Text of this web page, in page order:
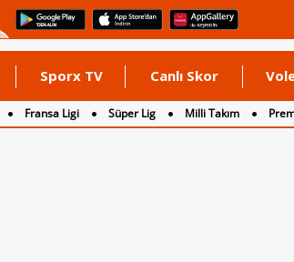
Sporx TV Canlı Skor
Fransa Ligi Süper Lig Milli Takım